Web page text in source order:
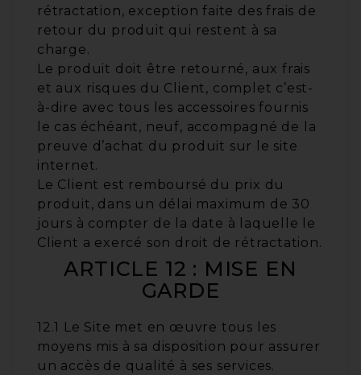
rétractation, exception faite des frais de
retour du produit qui restent à sa
charge.
Le produit doit être retourné, aux frais
et aux risques du Client, complet c’est-
à-dire avec tous les accessoires fournis
le cas échéant, neuf, accompagné de la
preuve d’achat du produit sur le site
internet.
Le Client est remboursé du prix du
produit, dans un délai maximum de 30
jours à compter de la date à laquelle le
Client a exercé son droit de rétractation.
ARTICLE 12 : MISE EN
GARDE
12.1 Le Site met en œuvre tous les
moyens mis à sa disposition pour assurer
un accès de qualité à ses services.